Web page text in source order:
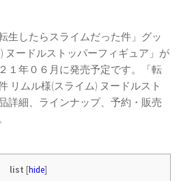
生したらスライムだった件」グッ
ヌードルストッパーフィギュア」が
１年０６月に発売予定です。「転
リムル様(スライム) ヌードルスト
詳細、ラインナップ、予約・販売
list [hide]